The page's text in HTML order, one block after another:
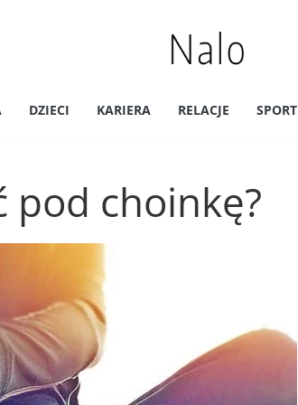
DZIECI KARIERA RELACJE SPORT
pod choinkę?